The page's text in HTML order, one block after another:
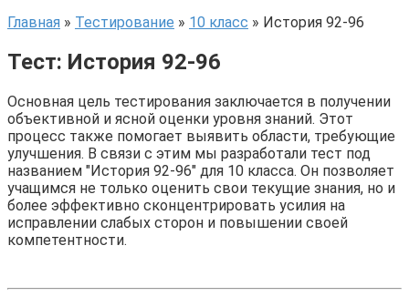
Главная » Тестирование » 10 класс » История 92-96
Тест: История 92-96
Основная цель тестирования заключается в получении
объективной и ясной оценки уровня знаний. Этот
процесс также помогает выявить области, требующие
улучшения. В связи с этим мы разработали тест под
названием "История 92-96" для 10 класса. Он позволяет
учащимся не только оценить свои текущие знания, но и
более эффективно сконцентрировать усилия на
исправлении слабых сторон и повышении своей
компетентности.